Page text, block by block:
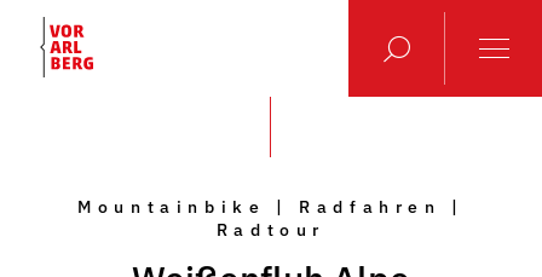
Mountainbike | Radfahren |
Radtour